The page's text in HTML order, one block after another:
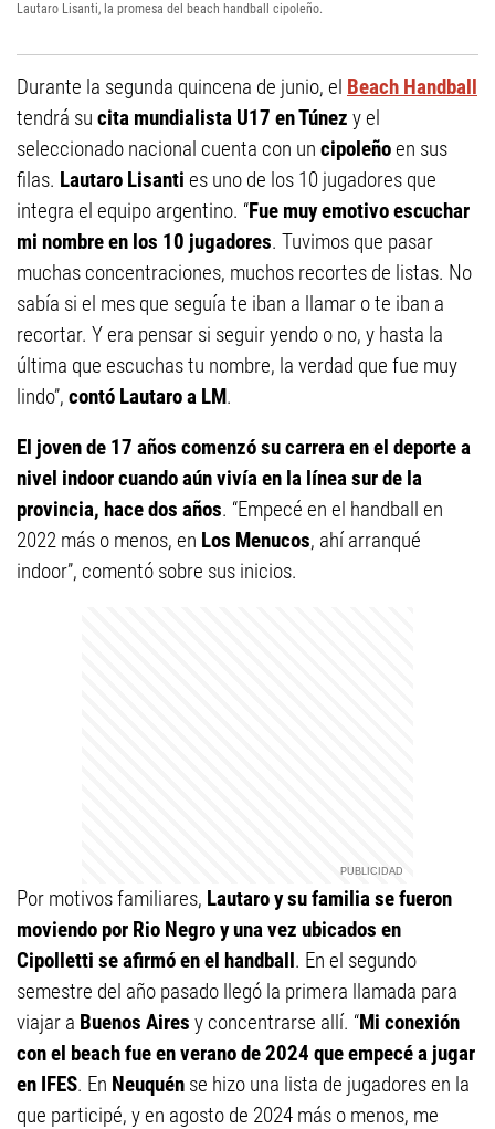
Lautaro Lisanti, la promesa del beach handball cipoleño.
Durante la segunda quincena de junio, el Beach Handball
tendrá su cita mundialista U17 en Túnez y el
seleccionado nacional cuenta con un cipoleñoen sus
filas. Lautaro Lisanti es uno de los 10 jugadores que
integra el equipo argentino. “Fue muy emotivo escuchar
mi nombre en los 10 jugadores. Tuvimos que pasar
muchas concentraciones, muchos recortes de listas. No
sabía si el mes que seguía te iban a llamar o te iban a
recortar. Y era pensar si seguir yendo o no, y hasta la
última que escuchas tu nombre, la verdad que fue muy
lindo”, contó Lautaro a LM.
El joven de 17 años comenzó su carrera en el deporte a
nivel indoor cuando aún vivía en la línea sur de la
provincia, hace dos años. “Empecé en el handball en
2022 más o menos, en Los Menucos, ahí arranqué
indoor”, comentó sobre sus inicios.
Por motivos familiares, Lautaro y su familia se fueron
moviendo por Rio Negro y una vez ubicados en
Cipolletti se afirmó en el handball. En el segundo
semestre del año pasado llegó la primera llamada para
viajar a Buenos Aires y concentrarse allí. “Mi conexión
con el beach fue en verano de 2024 que empecé a jugar
en IFES. En Neuquén se hizo una lista de jugadores en la
que participé, y en agosto de 2024 más o menos, me